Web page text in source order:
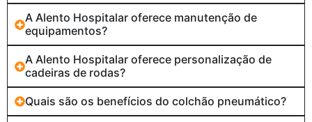
A Alento Hospitalar oferece manutenção de
equipamentos?
A Alento Hospitalar oferece personalização de
cadeiras de rodas?
Quais são os benefícios do colchão pneumático?